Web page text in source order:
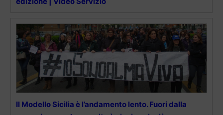
Il Modello Sicilia è l’andamento lento. Fuori dalla